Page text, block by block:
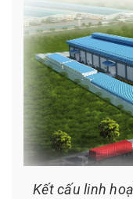
Kết cấu linh